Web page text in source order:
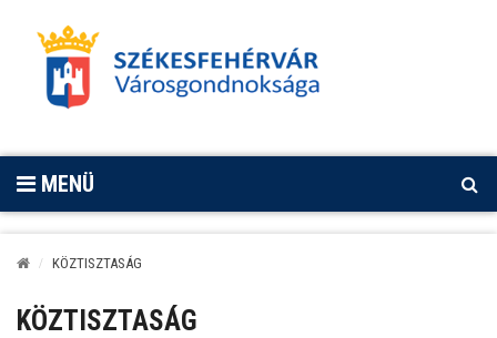
MENÜ
KÖZTISZTASÁG
KÖZTISZTASÁG